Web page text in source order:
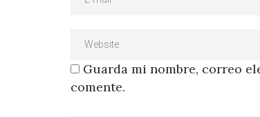
Guarda mi nombre, correo
comente.